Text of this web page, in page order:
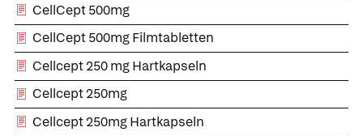
CellCept 500mg
CellCept 500mg Filmtabletten
Cellcept 250 mg Hartkapseln
Cellcept 250mg
Cellcept 250mg Hartkapseln